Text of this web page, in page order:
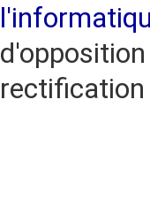
rectification